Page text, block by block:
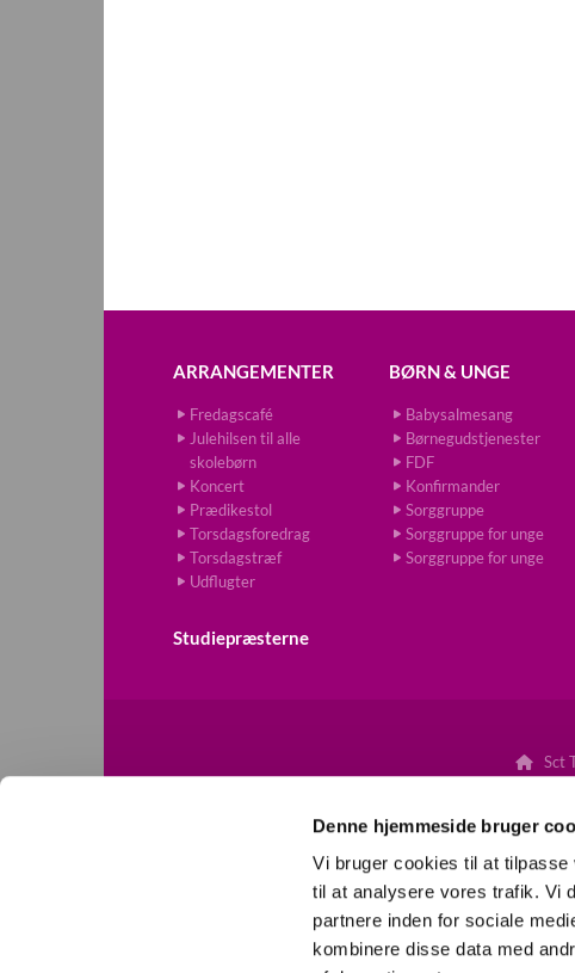
Denne hjemmeside bruger
Vi bruger cookies til at
til at analysere vores trafik. Vi
partnere inden for sociale
kombinere disse data med
ARRANGEMENTER
Fredagscafé
Julehilsen til alle
skolebørn
Koncert
Prædikestol
Torsdagsforedrag
Torsdagstræf
Udflugter
BØRN & UNGE
Babysalmesang
Børnegudstjenester
FDF
Konfirmander
Sorggruppe
Sorggruppe for unge
Sorggruppe for unge
Studiepræsterne
 Sct